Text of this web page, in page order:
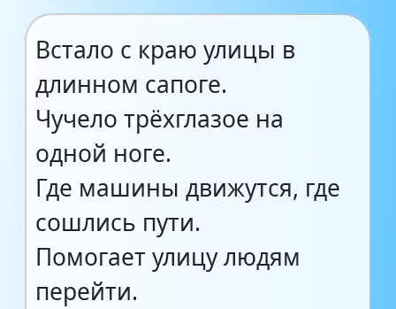
Встало с краю улицы в
длинном сапоге.
Чучело трёхглазое на
одной ноге.
Где машины движутся, где
сошлись пути.
Помогает улицу людям
перейти.